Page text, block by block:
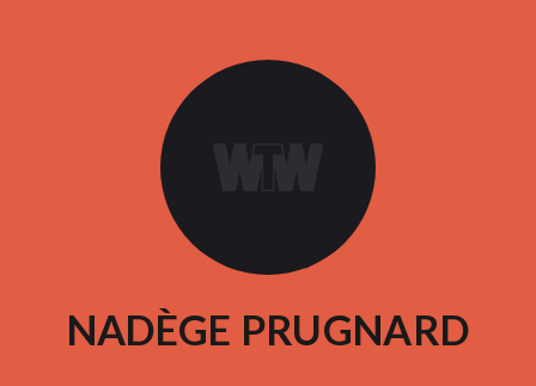
NADÈGE PRUGNARD